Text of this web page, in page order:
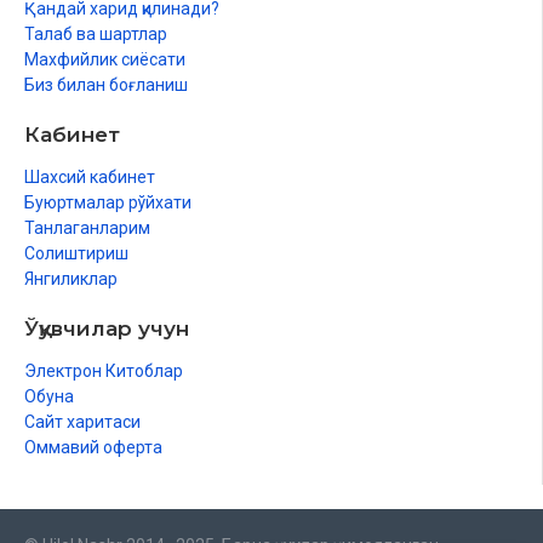
Ўзбекистон Республикаси Вазирлар Маҳкамаси ҳузуридаги
Дин ишлари бўйича қўмитанинг 2022 йил 27 сентябрдаги
03-07/7347-рақамли ҳамда 14 ноябрдаги 03-07/8708-
рақамли хулосалари асосида чоп этилди.
Қандай харид қилинади?
Талаб ва шартлар
Махфийлик сиёсати
Биз билан боғланиш
Кабинет
Шахсий кабинет
Буюртмалар рўйхати
Танлаганларим
Солиштириш
Янгиликлар
Ўқувчилар учун
Электрон Китоблар
Обуна
Сайт харитаси
Оммавий оферта